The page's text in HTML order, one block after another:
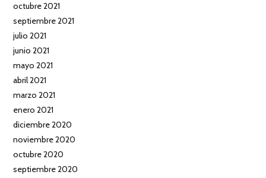
octubre 2021
septiembre 2021
julio 2021
junio 2021
mayo 2021
abril 2021
marzo 2021
enero 2021
diciembre 2020
noviembre 2020
octubre 2020
septiembre 2020